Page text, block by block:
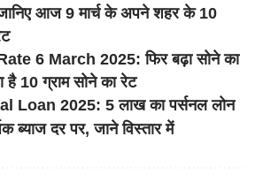
आज 9 मार्च के अपने शहर के 10
6 March 2025: फिर बढ़ा सोने का
है 10 ग्राम सोने का रेट
Loan 2025: 5 लाख का पर्सनल लोन
ब्याज दर पर, जाने विस्तार में